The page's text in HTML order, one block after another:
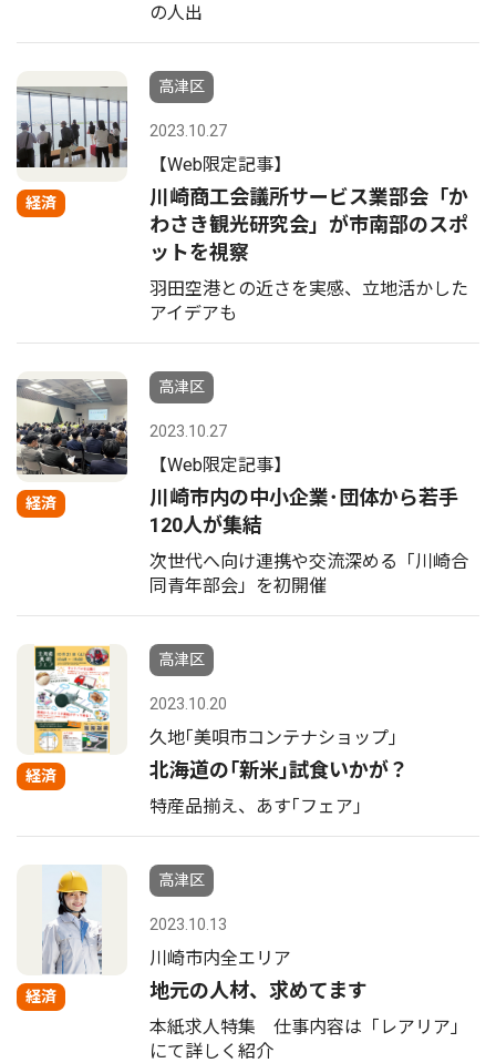
の人出
経済
高津区
2023.10.27
【Web限定記事】
川崎商工会議所サービス業部会「か
わさき観光研究会」が市南部のスポ
ットを視察
羽田空港との近さを実感、立地活かした
アイデアも
経済
高津区
2023.10.27
【Web限定記事】
川崎市内の中小企業･団体から若手
120人が集結
次世代へ向け連携や交流深める「川崎合
同青年部会」を初開催
経済
高津区
2023.10.20
久地｢美唄市コンテナショップ｣
北海道の｢新米｣試食いかが？
特産品揃え、あす｢フェア｣
経済
高津区
2023.10.13
川崎市内全エリア
地元の人材、求めてます
本紙求人特集 仕事内容は「レアリア」
にて詳しく紹介